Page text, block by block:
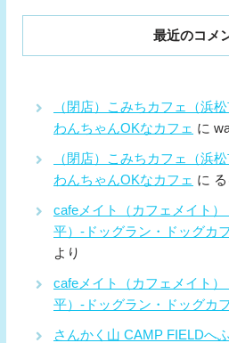
最近のコメ
（閉店）こみちカフェ（浜
わんちゃんOKなカフェ に
（閉店）こみちカフェ（浜
わんちゃんOKなカフェ に
cafeメイト（カフェメイト
平）-ドッグラン・ドッグカ
より
cafeメイト（カフェメイト
平）-ドッグラン・ドッグカ
さんかく山 CAMP FIELDへ